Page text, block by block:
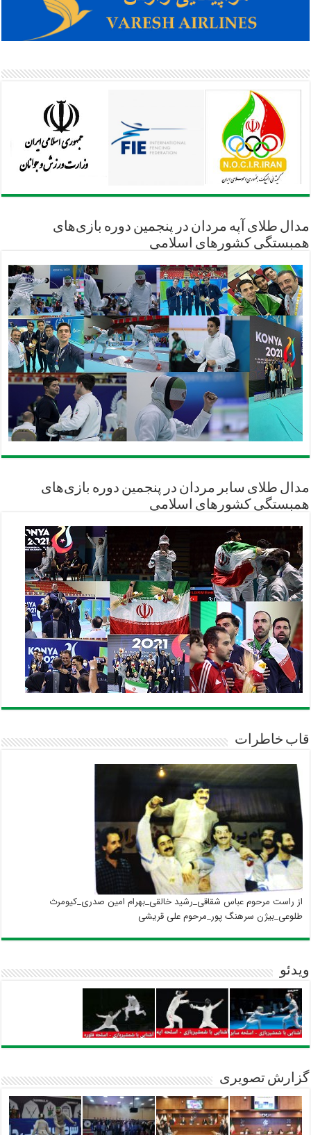
مدال طلای آپه مردان در پنجمین دوره بازی‌های
همبستگی کشورهای اسلامی
مدال طلای سابر مردان در پنجمین دوره بازی‌های
همبستگی کشورهای اسلامی
قاب خاطرات
از راست مرحوم عباس شقاقی_رشید خالقی_بهرام امین صدری_کیومرث
طلوعی_بیژن سرهنگ پور_مرحوم علی قریشی
ویدئو
گزارش تصویری